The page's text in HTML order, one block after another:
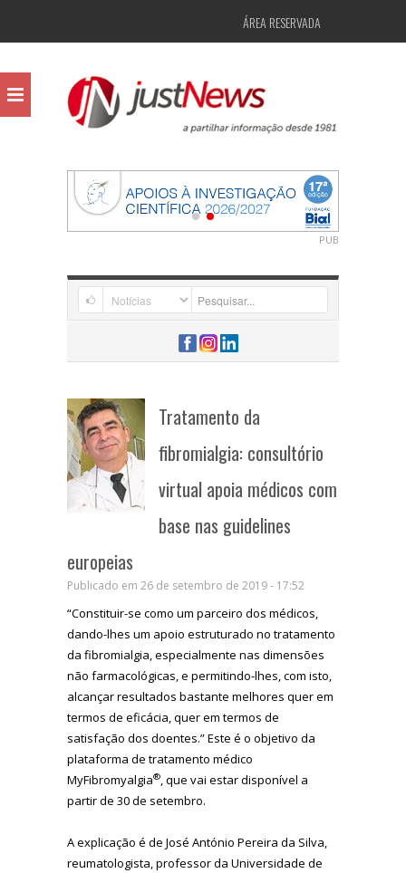
ÁREA RESERVADA
PUB
Tratamento da
fibromialgia: consultório
virtual apoia médicos com
base nas guidelines
europeias
Publicado em 26 de setembro de 2019 - 17:52
“Constituir-se como um parceiro dos médicos,
dando-lhes um apoio estruturado no tratamento
da fibromialgia, especialmente nas dimensões
não farmacológicas, e permitindo-lhes, com isto,
alcançar resultados bastante melhores quer em
termos de eficácia, quer em termos de
satisfação dos doentes.” Este é o objetivo da
plataforma de tratamento médico
MyFibromyalgia®, que vai estar disponível a
partir de 30 de setembro.
A explicação é de José António Pereira da Silva,
reumatologista, professor da Universidade de